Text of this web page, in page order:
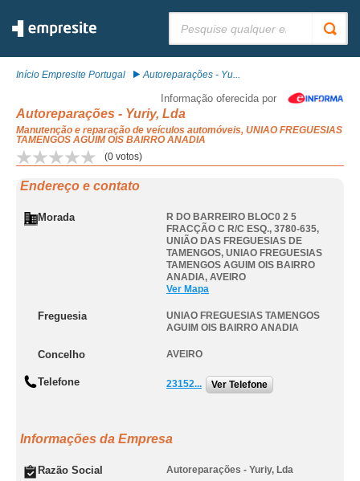
Início Empresite Portugal Autoreparações - Yu...
Informação oferecida por
Autoreparações - Yuriy, Lda
Manutenção e reparação de veículos automóveis, UNIAO FREGUESIAS
TAMENGOS AGUIM OIS BAIRRO ANADIA
(0 votos)
Endereço e contato
Morada
R DO BARREIRO BLOC0 2 5
FRACÇÃO C R/C ESQ., 3780-635,
UNIÃO DAS FREGUESIAS DE
TAMENGOS, UNIAO FREGUESIAS
TAMENGOS AGUIM OIS BAIRRO
ANADIA, AVEIRO
Ver Mapa
Freguesia
UNIAO FREGUESIAS TAMENGOS
AGUIM OIS BAIRRO ANADIA
Concelho AVEIRO
Telefone 23152... Ver Telefone
Informações da Empresa
Razão Social Autoreparações - Yuriy, Lda